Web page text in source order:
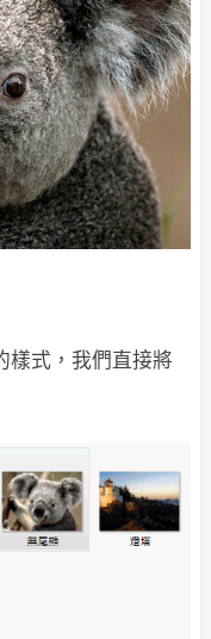
樣式，我們直接將